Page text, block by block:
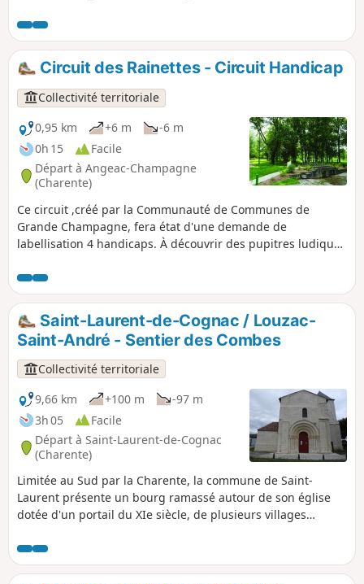
maisons charentaises cossues, témoignage
de l'opulence économique liée au produit
local, sa vocation principale. L'entrée des
propriétés est marquée par un porche ou
portail : on en compte pas moins de
cinquante ! Ils sont uniques et
fondamentaux de notre patrimoine local. Au
village de Roissac, ils embellissent la rue
principale.
Circuit des Rainettes - Circuit Handicap
Collectivité territoriale
0,95 km
+6 m
-6 m
0h 15
Facile
Départ à Angeac-Champagne
(Charente)
Ce circuit ,créé par la Communauté de Communes de
Grande Champagne, fera état d'une demande de
labellisation 4 handicaps. À découvrir des pupitres ludiques
vieillissement du Cognac.
Saint-Laurent-de-Cognac / Louzac-
Saint-André - Sentier des Combes
Collectivité territoriale
9,66 km
+100 m
-97 m
3h 05
Facile
Départ à Saint-Laurent-de-Cognac
(Charente)
Limitée au Sud par la Charente, la commune de Saint-
Laurent présente un bourg ramassé autour de son église
dotée d'un portail du XIe siècle, de plusieurs villages
fermes et des logis isolés.